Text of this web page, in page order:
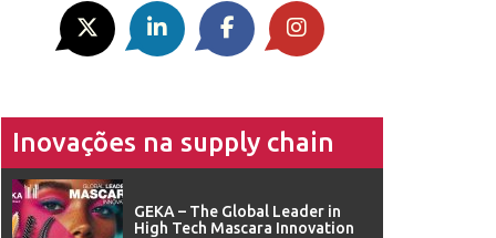
Inovações na supply chain
GEKA – The Global Leader in
High Tech Mascara Innovation